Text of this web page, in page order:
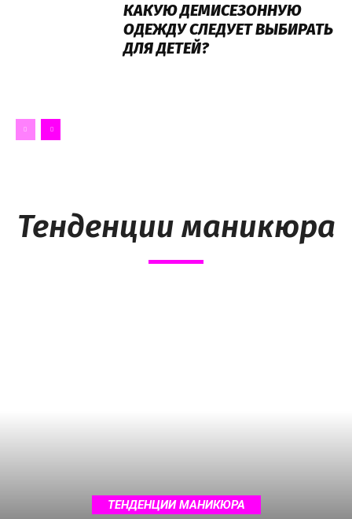
КАКУЮ ДЕМИСЕЗОННУЮ
ОДЕЖДУ СЛЕДУЕТ ВЫБИРАТЬ
ДЛЯ ДЕТЕЙ?
Тенденции маникюра
ТЕНДЕНЦИИ МАНИКЮРА